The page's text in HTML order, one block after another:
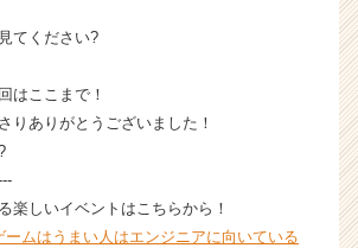
C
r
e
てください?
はここまで！
りありがとうございました！
楽しいイベントはこちらから！
ームはうまい人はエンジニアに向いている